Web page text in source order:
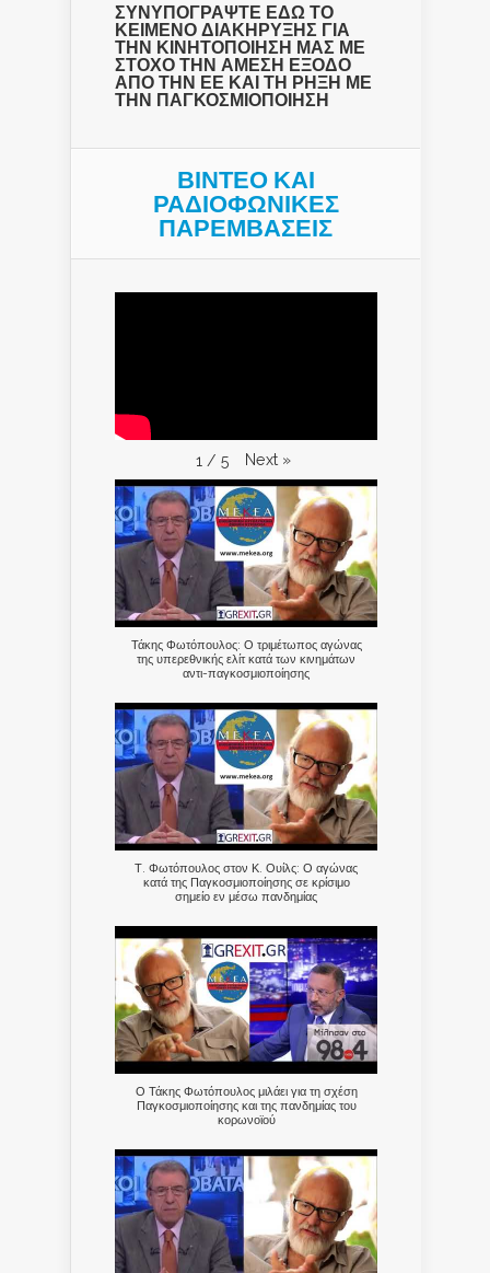
ΣΥΝΥΠΟΓΡΑΨΤΕ ΕΔΩ ΤΟ
ΚΕΙΜΕΝΟ ΔΙΑΚΗΡΥΞΗΣ ΓΙΑ
ΤΗΝ ΚΙΝΗΤΟΠΟΙΗΣΗ ΜΑΣ ΜΕ
ΣΤΟΧΟ ΤΗΝ ΑΜΕΣΗ ΕΞΟΔΟ
ΑΠΟ ΤΗΝ ΕΕ ΚΑΙ ΤΗ ΡΗΞΗ ΜΕ
ΤΗΝ ΠΑΓΚΟΣΜΙΟΠΟΙΗΣΗ
ΒΙΝΤΕΟ ΚΑΙ
ΡΑΔΙΟΦΩΝΙΚΕΣ
ΠΑΡΕΜΒΑΣΕΙΣ
1 / 5 Next »
Τάκης Φωτόπουλος: Ο τριμέτωπος αγώνας
της υπερεθνικής ελίτ κατά των κινημάτων
αντι-παγκοσμιοποίησης
Τ. Φωτόπουλος στον Κ. Ουίλς: Ο αγώνας
κατά της Παγκοσμιοποίησης σε κρίσιμο
σημείο εν μέσω πανδημίας
Ο Τάκης Φωτόπουλος μιλάει για τη σχέση
Παγκοσμιοποίησης και της πανδημίας του
κορωνοϊού